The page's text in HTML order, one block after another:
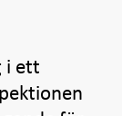
i ett